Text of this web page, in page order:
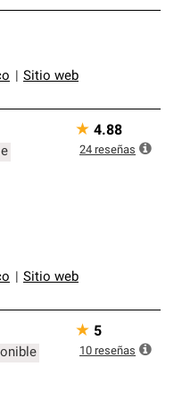
Sitio web
Sitio web
★ 4.88
24 reseñas
★ 5
10 reseñas